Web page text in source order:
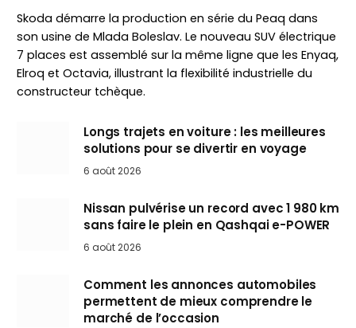
Skoda démarre la production en série du Peaq dans
son usine de Mlada Boleslav. Le nouveau SUV électrique
7 places est assemblé sur la même ligne que les Enyaq,
Elroq et Octavia, illustrant la flexibilité industrielle du
constructeur tchèque.
Longs trajets en voiture : les meilleures
solutions pour se divertir en voyage
6 août 2026
Nissan pulvérise un record avec 1 980 km
sans faire le plein en Qashqai e-POWER
6 août 2026
Comment les annonces automobiles
permettent de mieux comprendre le
marché de l’occasion